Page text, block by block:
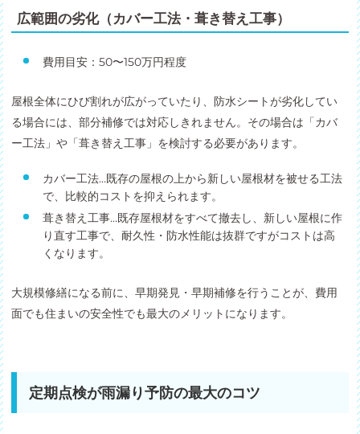
広範囲の劣化（カバー工法・葺き替え工事）
費用目安：50〜150万円程度
屋根全体にひび割れが広がっていたり、防水シートが劣化してい
る場合には、部分補修では対応しきれません。その場合は「カバ
ー工法」や「葺き替え工事」を検討する必要があります。
カバー工法…既存の屋根の上から新しい屋根材を被せる工法
で、比較的コストを抑えられます。
葺き替え工事…既存屋根材をすべて撤去し、新しい屋根に作
り直す工事で、耐久性・防水性能は抜群ですがコストは高
くなります。
大規模修繕になる前に、早期発見・早期補修を行うことが、費用
面でも住まいの安全性でも最大のメリットになります。
定期点検が雨漏り予防の最大のコツ